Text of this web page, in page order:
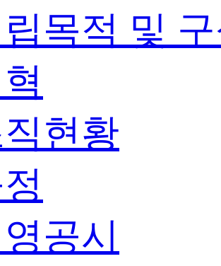
목적 및
현황
공시